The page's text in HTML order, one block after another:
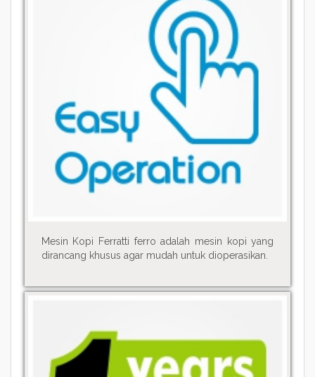
Mesin Kopi Ferratti ferro adalah mesin kopi yang
dirancang khusus agar mudah untuk dioperasikan.